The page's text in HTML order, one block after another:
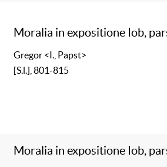
Moralia in expositione Iob,
Gregor <I., Papst>
[S.l.], 801-815
Moralia in expositione Iob,